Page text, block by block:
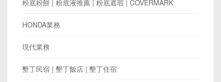
粉底粉餅 | 粉底液推薦 | 粉底遮瑕 | COVERMARK
HONDA業務
現代業務
墾丁民宿 | 墾丁飯店 | 墾丁住宿